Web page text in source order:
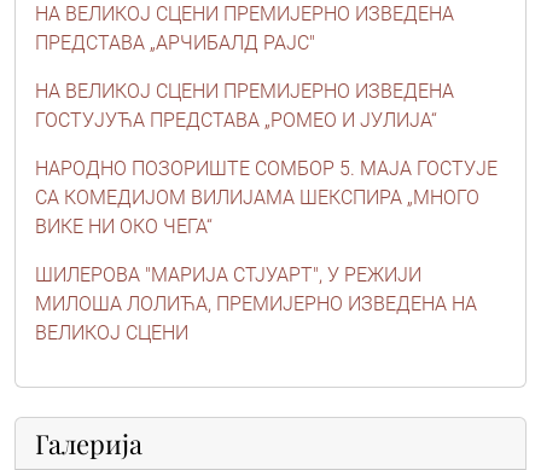
НА ВЕЛИКОЈ СЦЕНИ ПРЕМИЈЕРНО ИЗВЕДЕНА
ПРЕДСТАВА „АРЧИБАЛД РАЈС"
НА ВЕЛИКОЈ СЦЕНИ ПРЕМИЈЕРНО ИЗВЕДЕНА
ГОСТУЈУЋА ПРЕДСТАВА „РОМЕО И ЈУЛИЈА“
НАРОДНО ПОЗОРИШТЕ СОМБОР 5. МАЈА ГОСТУЈЕ
СА КОМЕДИЈОМ ВИЛИЈАМА ШЕКСПИРА „МНОГО
ВИКЕ НИ ОКО ЧЕГА“
ШИЛЕРОВА "МАРИЈА СТЈУАРТ", У РЕЖИЈИ
МИЛОША ЛОЛИЋА, ПРЕМИЈЕРНО ИЗВЕДЕНА НА
ВЕЛИКОЈ СЦЕНИ
Галерија